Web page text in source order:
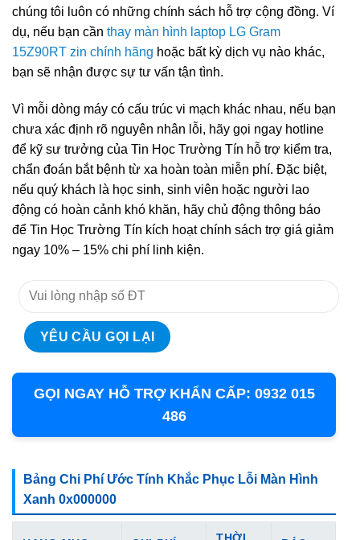
chúng tôi luôn có những chính sách hỗ trợ cộng đồng. Ví
dụ, nếu bạn cần thay màn hình laptop LG Gram
15Z90RT zin chính hãng hoặc bất kỳ dịch vụ nào khác,
bạn sẽ nhận được sự tư vấn tận tình.
Vì mỗi dòng máy có cấu trúc vi mạch khác nhau, nếu bạn
chưa xác định rõ nguyên nhân lỗi, hãy gọi ngay hotline
để kỹ sư trưởng của Tin Học Trường Tín hỗ trợ kiểm tra,
chẩn đoán bắt bệnh từ xa hoàn toàn miễn phí. Đặc biệt,
nếu quý khách là học sinh, sinh viên hoặc người lao
động có hoàn cảnh khó khăn, hãy chủ động thông báo
để Tin Học Trường Tín kích hoạt chính sách trợ giá giảm
ngay 10% – 15% chi phí linh kiện.
GỌI NGAY HỖ TRỢ KHẨN CẤP: 0932 015
486
Bảng Chi Phí Ước Tính Khắc Phục Lỗi Màn Hình
Xanh 0x000000